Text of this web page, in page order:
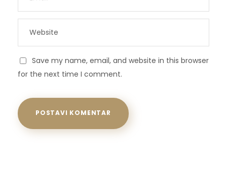
Save my name, email, and website in this browser
for the next time I comment.